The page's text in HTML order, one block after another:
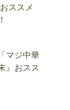
ススメ
マジ中華
』おスス